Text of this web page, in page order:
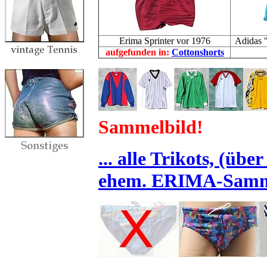
Erima Sprinter vor 1976
Adidas
aufgefunden in: Cottonshorts
Sammelbild!
... alle Trikots, (über
ehem. ERIMA-